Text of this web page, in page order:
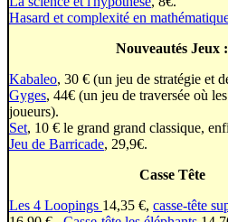
Hasard et complexité en
Nouveautés Jeux :
Kabaleo, 30 € (un jeu de stratégie et
Gyges, 44€ (un jeu de traversée où
joueurs).
Set, 10 € le grand grand classique,
Jeu de Barricade, 29,9€.
Casse Tête
Les 4 Loopings 14,35 €, casse-tête